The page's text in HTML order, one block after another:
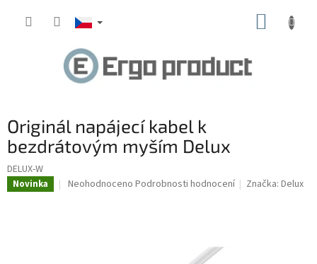
Originál napájecí kabel k
bezdrátovým myším Delux
DELUX-W
Novinka
Průměrné
Neohodnoceno Podrobnosti hodnocení Značka:Delux